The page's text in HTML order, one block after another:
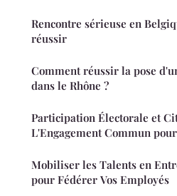
Rencontre sérieuse en
réussir
Comment réussir la pose
dans le Rhône ?
Participation Électorale et
L'Engagement Commun
Mobiliser les Talents en
pour Fédérer Vos Employés